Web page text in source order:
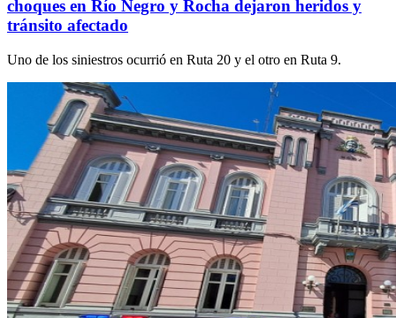
choques en Río Negro y Rocha dejaron heridos y
tránsito afectado
Uno de los siniestros ocurrió en Ruta 20 y el otro en Ruta 9.